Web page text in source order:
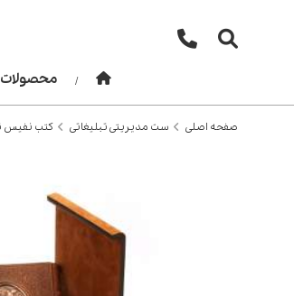
محصولات
صفحه اصلی ست مدیریتی تبلیغاتی کتب نفیس